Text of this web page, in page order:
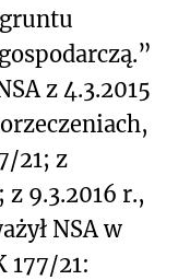
z 4.3.2015
21; z
z 9.3.2016 r.,
NSA w
177/21: